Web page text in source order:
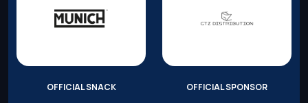
OFFICIAL SNACK OFFICIAL SPONSOR